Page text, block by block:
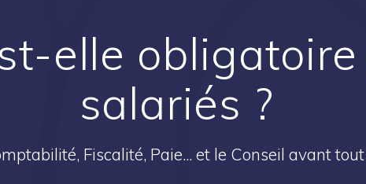
elle
salariés ?
Fiscalité, Paie... et le Conseil avant tout